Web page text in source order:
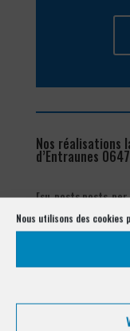
Nous utilisons des cookies
Nos réalisations
d’Entraunes
[su_posts
order= »asc »
Notre gamme
à Châteauneuf-